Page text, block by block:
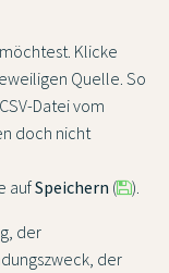
Klicke
Quelle. So
Datei vom
doch nicht
aufSpeichern ( ).
der
der